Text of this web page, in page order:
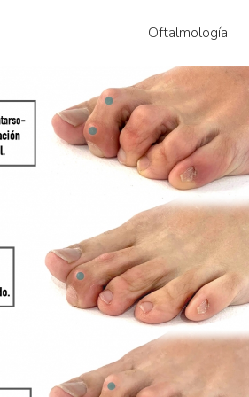
Oftalmología